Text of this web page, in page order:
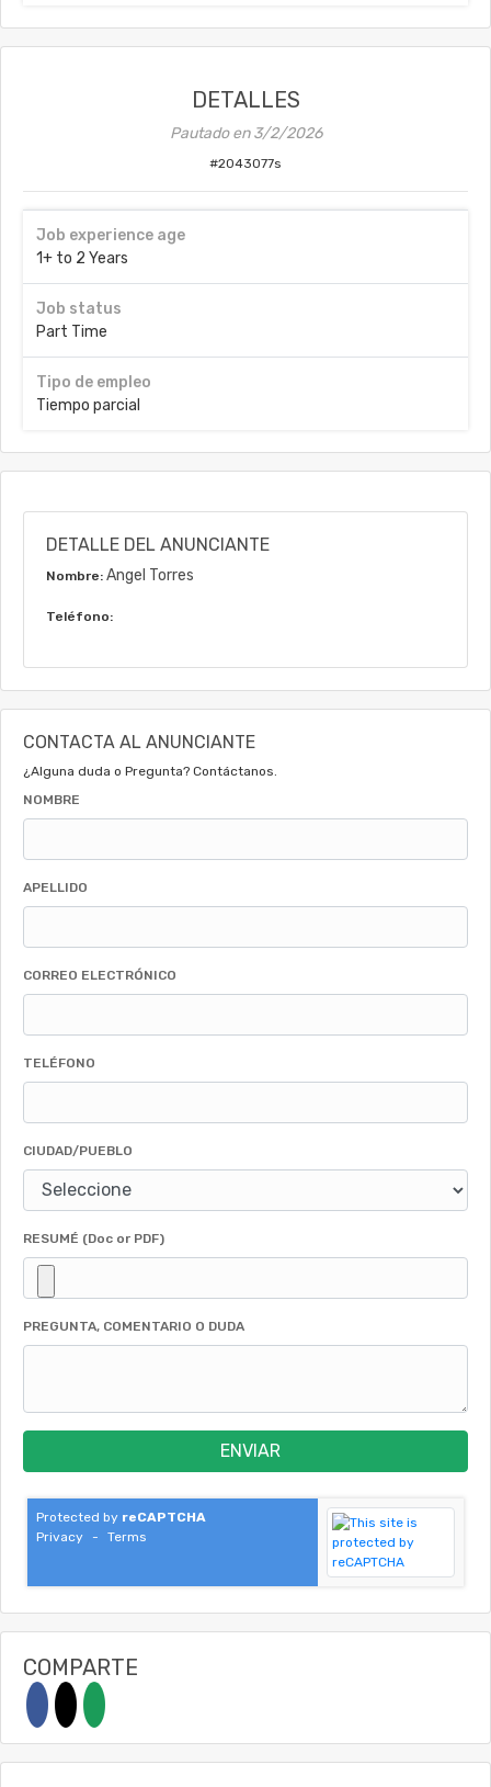
DETALLES
Pautado en3/2/2026
#2043077s
Job experience age
1+ to 2 Years
Job status
Part Time
Tipo de empleo
Tiempo parcial
DETALLE DEL ANUNCIANTE
Nombre: Angel Torres
Teléfono:
CONTACTA AL ANUNCIANTE
¿Alguna duda o Pregunta? Contáctanos.
NOMBRE
APELLIDO
CORREO ELECTRÓNICO
TELÉFONO
CIUDAD/PUEBLO
RESUMÉ (Doc or PDF)
PREGUNTA, COMENTARIO O DUDA
ENVIAR
Protected by reCAPTCHA
Privacy
- Terms
COMPARTE